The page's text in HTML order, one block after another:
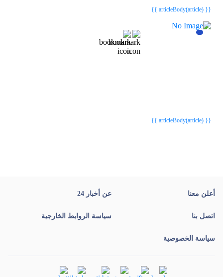
{{ articleBody(article) }}
{{ articleBody(article) }}
أعلن معنا عن أخبار 24
اتصل بنا سياسة الروابط الخارجية
سياسة الخصوصية